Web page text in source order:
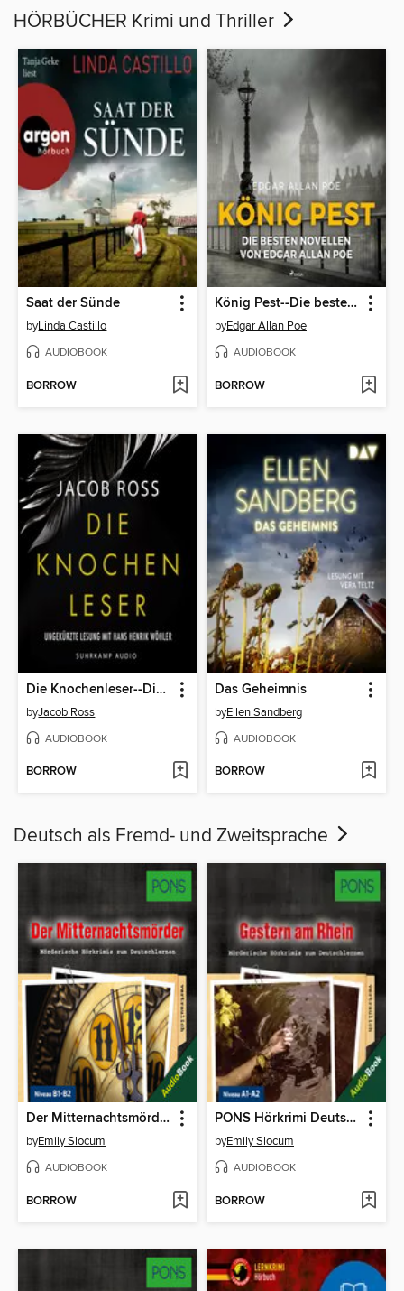
HÖRBÜCHER Krimi und Thriller
Saat der Sünde
byLinda Castillo
AUDIOBOOK
BORROW
König Pest--Die besten Novellen von Edgar Allan Poe (Ungekürzt)
byEdgar Allan Poe
AUDIOBOOK
BORROW
Die Knochenleser--Digson und Miss Stanislaus ermitteln--Karibik-Thriller, Band 1 (Ungekürzt)
byJacob Ross
AUDIOBOOK
BORROW
Das Geheimnis
byEllen Sandberg
AUDIOBOOK
BORROW
Deutsch als Fremd- und Zweitsprache
Der Mitternachtsmörder
byEmily Slocum
AUDIOBOOK
BORROW
PONS Hörkrimi Deutsch
byEmily Slocum
AUDIOBOOK
BORROW